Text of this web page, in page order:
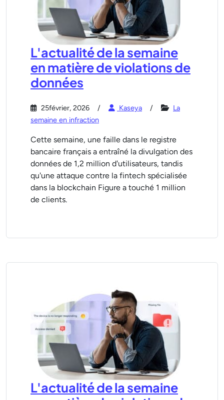
L'actualité de la semaine
en matière de violations de
données
25février, 2026 Kaseya
La
semaine en infraction
Cette semaine, une faille dans le registre
bancaire français a entraîné la divulgation des
données de 1,2 million d'utilisateurs, tandis
qu'une attaque contre la fintech spécialisée
dans la blockchain Figure a touché 1 million
de clients.
L'actualité de la semaine